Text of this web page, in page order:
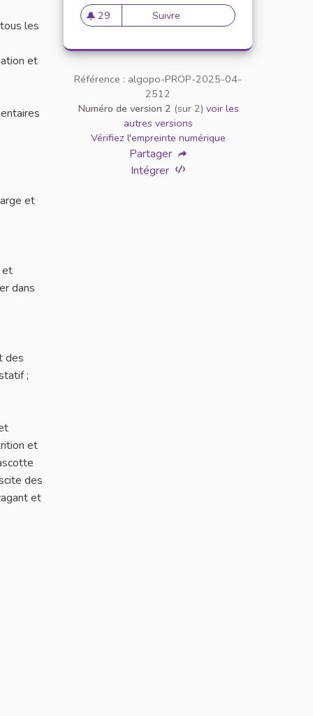
les
et
et
et
dans
des
;
et
des
et
29
29 abonnés
Suivre N°22 : Organiser une
Référence : algopo-PROP-2025-04-
2512
Numéro de version 2 (sur 2) voir les
autres versions
Vérifiez l'empreinte numérique
Partager
Intégrer